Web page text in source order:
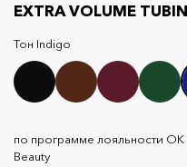
EXTRA VOLUMЕ
Тон Indigo
по программе лояльности OK
Beauty